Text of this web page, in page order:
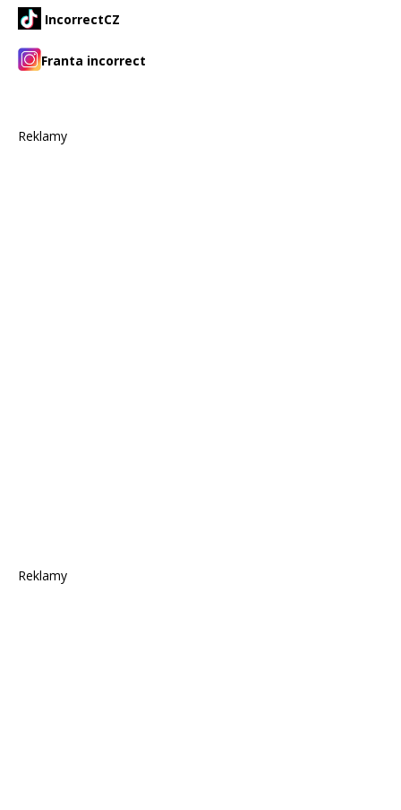
IncorrectCZ
Franta incorrect
Reklamy
Reklamy